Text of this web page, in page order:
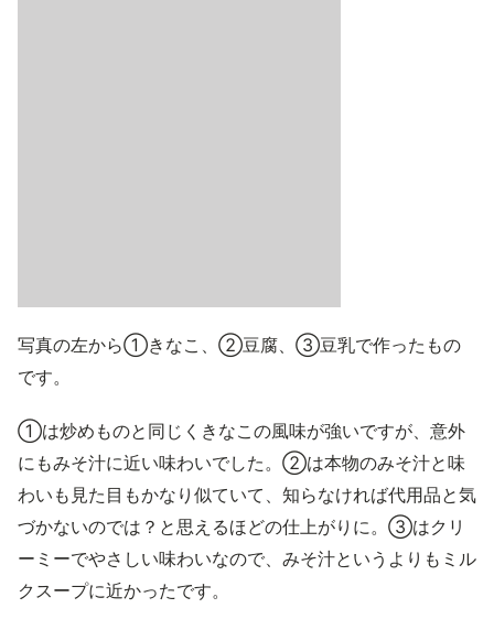
写真の左から①きなこ、②豆腐、③豆乳で作ったもの
です。
①は炒めものと同じくきなこの風味が強いですが、意外
にもみそ汁に近い味わいでした。②は本物のみそ汁と味
わいも見た目もかなり似ていて、知らなければ代用品と気
づかないのでは？と思えるほどの仕上がりに。③はクリ
ーミーでやさしい味わいなので、みそ汁というよりもミル
クスープに近かったです。